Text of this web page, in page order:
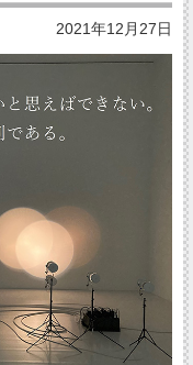
2021年12月27日